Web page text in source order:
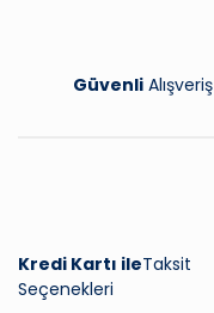
Güvenli Alışveriş
Kredi Kartı ileTaksit
Seçenekleri